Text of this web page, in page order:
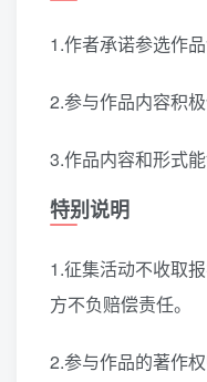
1.作者承诺参选作
2.参与作品内容积
3.作品内容和形式
特别说明
1.征集活动不收取
方不负赔偿责任。
2.参与作品的著作